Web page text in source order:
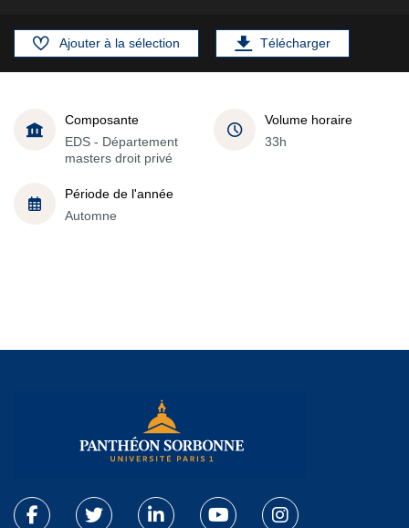
Ajouter à la sélection Télécharger
Composante
EDS - Département
masters droit privé
Volume horaire
33h
Période de l'année
Automne